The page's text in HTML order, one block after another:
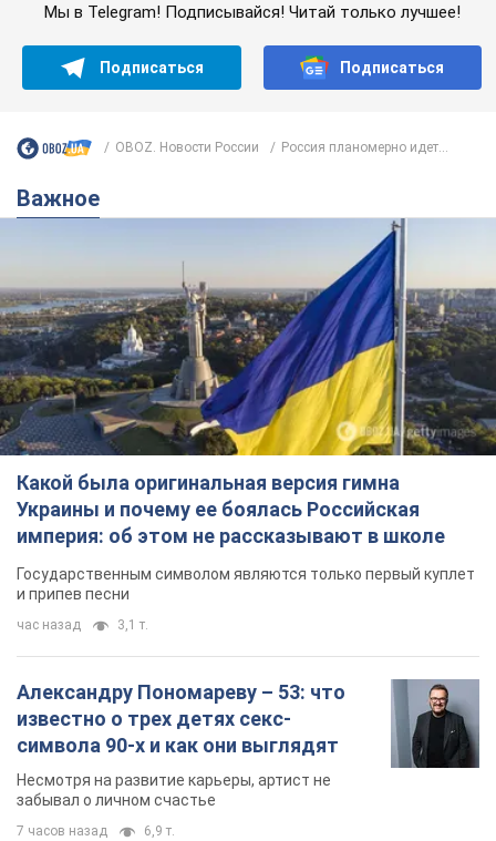
Мы в Telegram! Подписывайся! Читай только лучшее!
Подписаться Подписаться
OBOZ. Новости России Россия планомерно идет...
Важное
Какой была оригинальная версия гимна
Украины и почему ее боялась Российская
империя: об этом не рассказывают в школе
Государственным символом являются только первый куплет
и припев песни
час назад 3,1 т.
Александру Пономареву – 53: что
известно о трех детях секс-
символа 90-х и как они выглядят
Несмотря на развитие карьеры, артист не
забывал о личном счастье
7 часов назад 6,9 т.